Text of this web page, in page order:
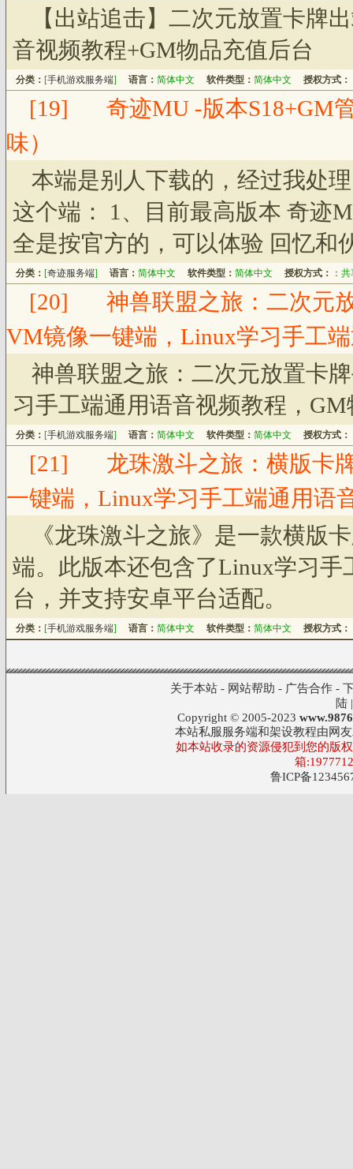
【出站追击】二次元放置卡牌
音视频教程+GM物品充值后台
分类： [手机游戏服务端] 语言： 简体中文 软件类型： 简体中文 授权方式：
[19]
奇迹MU -版本S18+GM
味）
本端是别人下载的，经过我处
这个端： 1、目前最高版本 奇迹
全是按官方的，可以体验 回忆和
分类： [奇迹服务端] 语言： 简体中文 软件类型： 简体中文 授权方式： ： 共
[20]
神兽联盟之旅：二次元
VM镜像一键端，Linux学习手工
神兽联盟之旅：二次元放置卡
习手工端通用语音视频教程，
分类： [手机游戏服务端] 语言： 简体中文 软件类型： 简体中文 授权方式：
[21]
龙珠激斗之旅：横版卡
一键端，Linux学习手工端通用语
《龙珠激斗之旅》是一款横版
端。此版本还包含了Linux学习
台，并支持安卓平台适配。
分类： [手机游戏服务端] 语言： 简体中文 软件类型： 简体中文 授权方式：
关于本站- 网站帮助 - 广告合作-
陆
Copyright © 2005-2023
本站私服服务端和架设教程由网
如本站收录的资源侵犯到您的版
箱
鲁ICP备